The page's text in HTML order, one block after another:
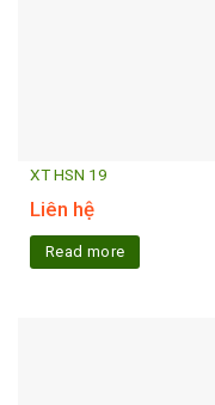
XT HSN 19
Liên hệ
Read more